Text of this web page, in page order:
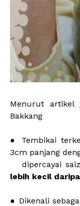
Menurut artikel
Bakkang
● Tembikai
3cm panjang
dipercayai
lebih kecil
● Dikenali